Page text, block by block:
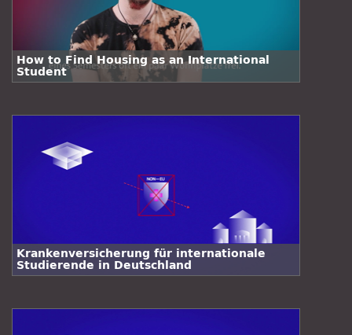
How to Find Housing as an International
Student
Krankenversicherung für internationale
Studierende in Deutschland